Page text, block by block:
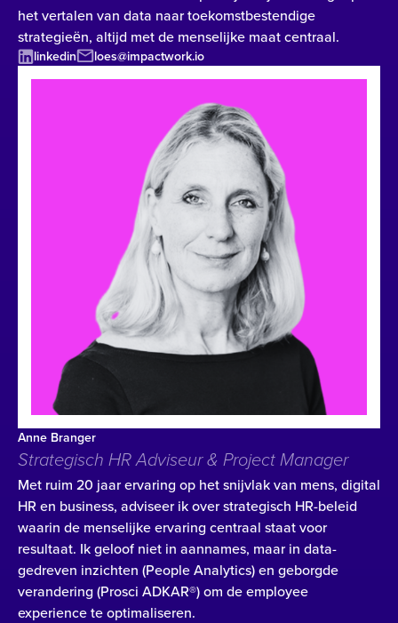
het vertalen van data naar toekomstbestendige
strategieën, altijd met de menselijke maat centraal.
linkedin loes@impactwork.io
Anne Branger
Strategisch HR Adviseur & Project Manager
Met ruim 20 jaar ervaring op het snijvlak van mens, digital
HR en business, adviseer ik over strategisch HR-beleid
waarin de menselijke ervaring centraal staat voor
resultaat. Ik geloof niet in aannames, maar in data-
gedreven inzichten (People Analytics) en geborgde
verandering (Prosci ADKAR®) om de employee
experience te optimaliseren.